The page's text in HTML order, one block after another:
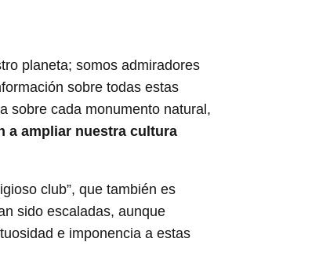
planeta; somos admiradores
sobre todas estas
sobre cada monumento natural,
a ampliar nuestra cultura
club”, que también es
sido escaladas, aunque
e imponencia a estas